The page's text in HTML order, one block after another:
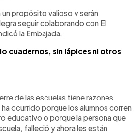
propósito valioso y serán
seguir colaborando con El
la Embajada.
cuadernos, sin lápices ni otros
de las escuelas tiene razones
ocurrido porque los alumnos corren
educativo o porque la persona que
falleció y ahora les están